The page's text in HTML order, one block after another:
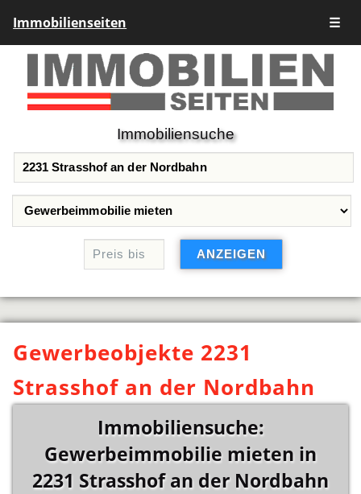
Immobilienseiten ☰
Immobiliensuche
Gewerbeobjekte 2231
Strasshof an der Nordbahn
Immobiliensuche:
Gewerbeimmobilie mieten in
2231 Strasshof an der Nordbahn